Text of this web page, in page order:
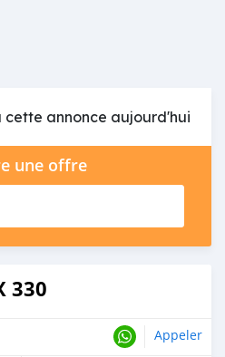
cette annonce aujourd'hui
une offre
330
Appeler